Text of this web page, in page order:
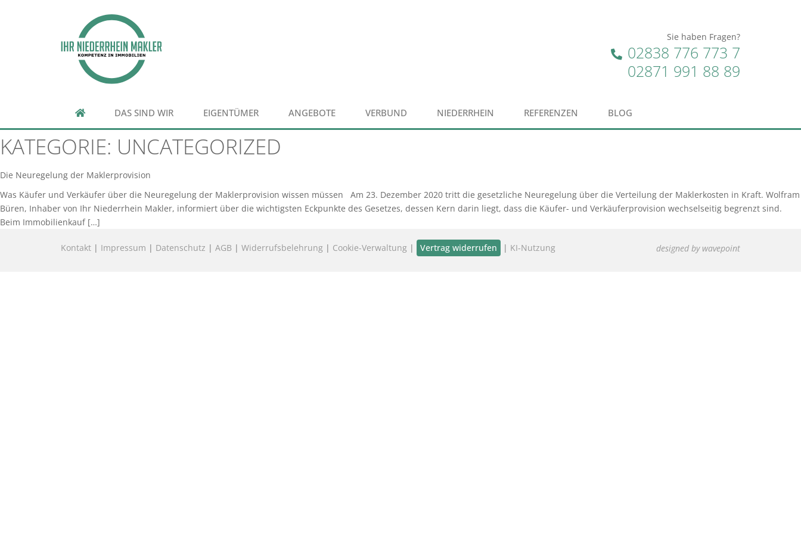
Kontakt | Impressum | Datenschutz | AGB | Widerrufsbelehrung | Cookie-Verwaltung | Vertrag widerrufen | KI-Nutzung designed by wavepoint
Sie haben Fragen?
02838 776 773 7
02871 991 88 89
DAS SIND WIR EIGENTÜMER ANGEBOTE VERBUND NIEDERRHEIN REFERENZEN BLOG
KATEGORIE: UNCATEGORIZED
Die Neuregelung der Maklerprovision
Was Käufer und Verkäufer über die Neuregelung der Maklerprovision wissen müssen Am 23. Dezember 2020 tritt die gesetzliche Neuregelung über die Verteilung der Maklerkosten in Kraft. Wolfram
Büren, Inhaber von Ihr Niederrhein Makler, informiert über die wichtigsten Eckpunkte des Gesetzes, dessen Kern darin liegt, dass die Käufer- und Verkäuferprovision wechselseitig begrenzt sind.
Beim Immobilienkauf […]